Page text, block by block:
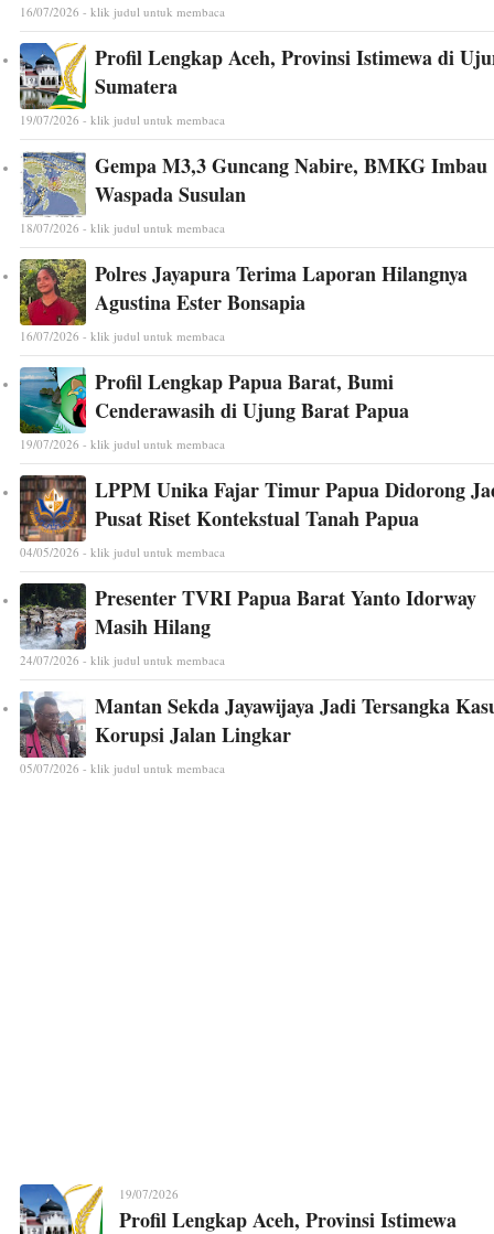
16/07/2026 - klik judul untuk membaca
Profil Lengkap Aceh, Provinsi Istimewa di
Sumatera
19/07/2026 - klik judul untuk membaca
Gempa M3,3 Guncang Nabire, BMKG Imbau
Waspada Susulan
18/07/2026 - klik judul untuk membaca
Polres Jayapura Terima Laporan Hilangnya
Agustina Ester Bonsapia
16/07/2026 - klik judul untuk membaca
Profil Lengkap Papua Barat, Bumi
Cenderawasih di Ujung Barat Papua
19/07/2026 - klik judul untuk membaca
LPPM Unika Fajar Timur Papua Didorong
Pusat Riset Kontekstual Tanah Papua
04/05/2026 - klik judul untuk membaca
Presenter TVRI Papua Barat Yanto Idorway
Masih Hilang
24/07/2026 - klik judul untuk membaca
Mantan Sekda Jayawijaya Jadi Tersangka
Korupsi Jalan Lingkar
05/07/2026 - klik judul untuk membaca
19/07/2026
Profil Lengkap Aceh, Provinsi Istimewa